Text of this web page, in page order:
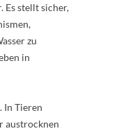
Es stellt sicher,
zu
in
In Tieren
austrocknen